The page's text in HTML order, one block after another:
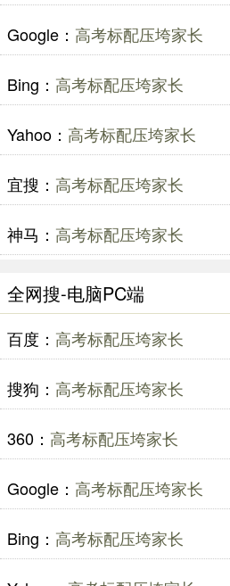
Google： 高考标配压垮家长
Bing： 高考标配压垮家长
Yahoo： 高考标配压垮家长
宜搜： 高考标配压垮家长
神马： 高考标配压垮家长
全网搜-电脑PC端
百度： 高考标配压垮家长
搜狗： 高考标配压垮家长
360： 高考标配压垮家长
Google： 高考标配压垮家长
Bing： 高考标配压垮家长